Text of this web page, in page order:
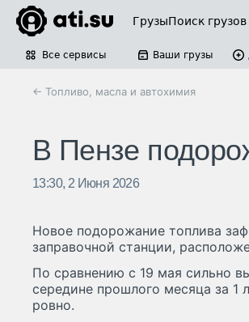
ГрузыПоиск грузов
Все сервисы Ваши грузы
← Топливо, масла и автохимия
В Пензе
13:30, 2 Июня 2026
Новое подорожание топлива
заправочной станции,
По сравнению с 19 мая сильно
середине прошлого месяца за 1
ровно.